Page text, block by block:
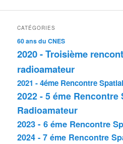
CATÉGORIES
60 ans du CNES
2020 - Troisième
radioamateur
2021 - 4éme Rencontre
2022 - 5 éme Rencontre
Radioamateur
2023 - 6 éme Rencontre
2024 - 7 éme Rencontre